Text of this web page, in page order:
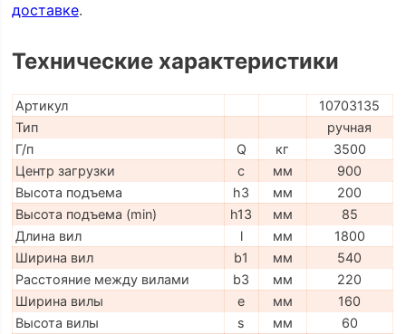
доставке.
Технические характеристики
Артикул
10703135
Тип
ручная
Г/п
Q кг
3500
Центр загрузки
c мм
900
Высота подъема
h3 мм
200
Высота подъема (min)
h13 мм
85
Длина вил
l мм
1800
Ширина вил
b1 мм
540
Расстояние между вилами
b3 мм
220
Ширина вилы
e мм
160
Высота вилы
s мм
60